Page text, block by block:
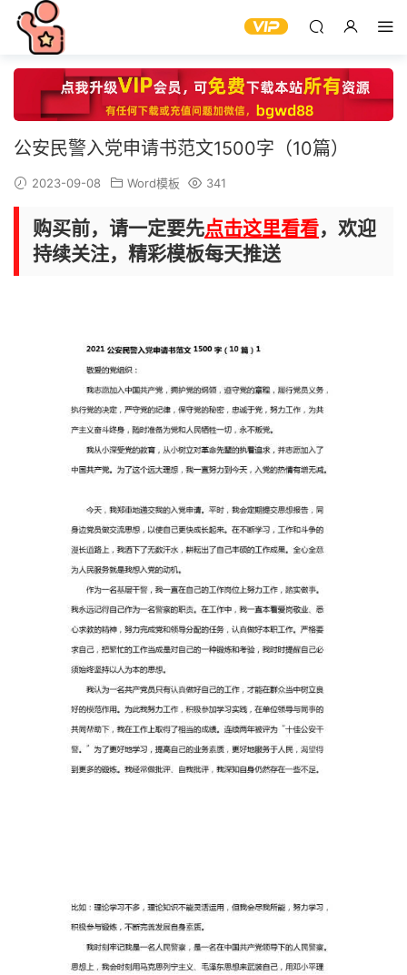
公安民警入党申请书范文1500字（10篇）
2023-09-08 Word模板 341
购买前，请一定要先点击这里看看，欢迎
持续关注，精彩模板每天推送